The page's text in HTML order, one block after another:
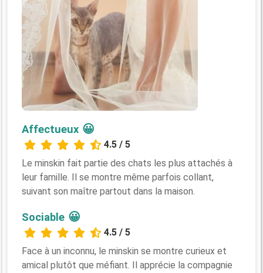
Affectueux 😀
4.5 / 5
Le minskin fait partie des chats les plus attachés à
leur famille. Il se montre même parfois collant,
suivant son maître partout dans la maison.
Sociable 😀
4.5 / 5
Face à un inconnu, le minskin se montre curieux et
amical plutôt que méfiant. Il apprécie la compagnie